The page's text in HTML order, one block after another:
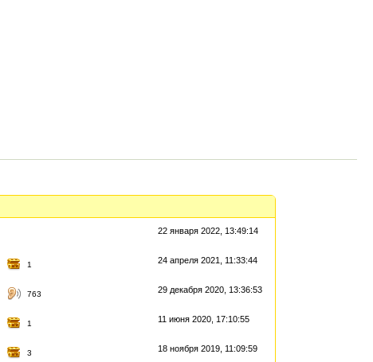
22 января 2022, 13:49:14
1 24 апреля 2021, 11:33:44
763 29 декабря 2020, 13:36:53
1 11 июня 2020, 17:10:55
3 18 ноября 2019, 11:09:59